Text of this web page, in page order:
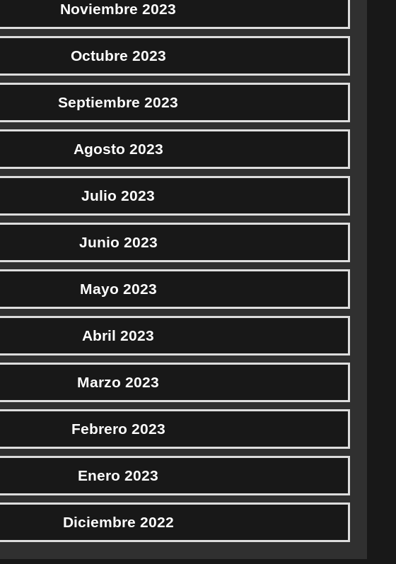
Noviembre 2023
Octubre 2023
Septiembre 2023
Agosto 2023
Julio 2023
Junio 2023
Mayo 2023
Abril 2023
Marzo 2023
Febrero 2023
Enero 2023
Diciembre 2022